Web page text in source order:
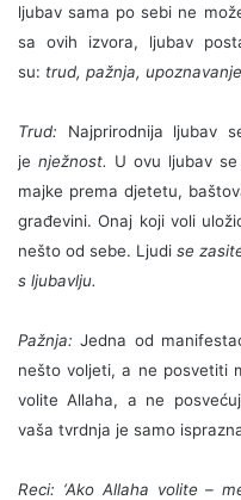
ljubav sama po sebi ne
sa ovih izvora, ljubav
su: trud, pažnja,
Trud: Najprirodnija ljubav
je nježnost. U ovu ljubav
majke prema djetetu,
građevini. Onaj koji voli
nešto od sebe. Ljudise
s ljubavlju.
Pažnja:Jedna od
nešto voljeti, a ne posvetiti
volite Allaha, a ne
vaša tvrdnja je samo
Reci: ‘Ako Allaha volite –